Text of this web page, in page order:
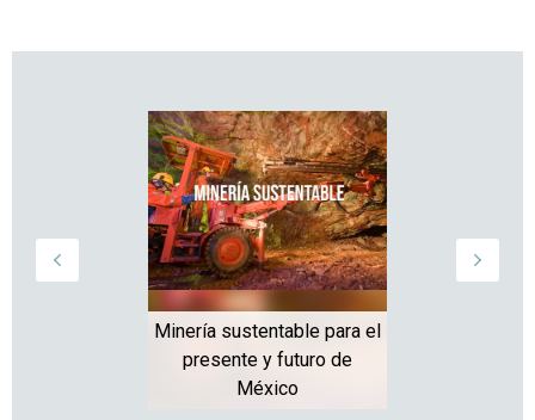
Minería sustentable para el
presente y futuro de
México